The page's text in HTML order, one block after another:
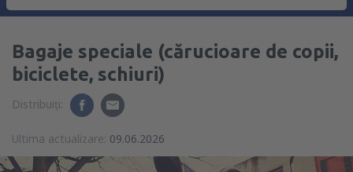
Bagaje speciale (cărucioare de copii,
biciclete, schiuri)
Distribuiți:
Ultima actualizare: 09.06.2026